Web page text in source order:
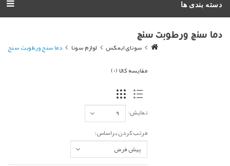
دسته بندی ها
دما سنج ورطوبت سنج
سونای ایمکس لوازم سونا
دما سنج ورطوبت سنج
مقایسه کالا (0)
نمایش:
مرتب کردن براساس: